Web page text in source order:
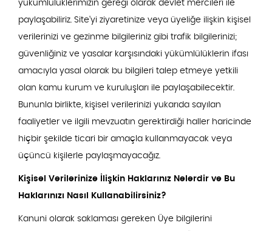
yükümlülüklerimizin gereği olarak devlet mercileri ile
paylaşabiliriz. Site'yi ziyaretinize veya üyeliğe ilişkin kişisel
verilerinizi ve gezinme bilgileriniz gibi trafik bilgilerinizi;
güvenliğiniz ve yasalar karşısındaki yükümlülüklerin ifası
amacıyla yasal olarak bu bilgileri talep etmeye yetkili
olan kamu kurum ve kuruluşları ile paylaşabilecektir.
Bununla birlikte, kişisel verilerinizi yukarıda sayılan
faaliyetler ve ilgili mevzuatın gerektirdiği haller haricinde
hiçbir şekilde ticari bir amaçla kullanmayacak veya
üçüncü kişilerle paylaşmayacağız.
Kişisel Verilerinize İlişkin Haklarınız Nelerdir ve Bu
Haklarınızı Nasıl Kullanabilirsiniz?
Kanuni olarak saklaması gereken Üye bilgilerini